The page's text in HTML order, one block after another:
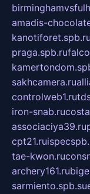
amadis-
kanotiforet.spb.ru
praga.spb.ru
sakhcamera.ru
controlweb1.ru
iron-snab.ru
associaciya39.ru
cpt21.ru
tae-kwon.ru
archery161.ru
sarmiento.spb.su